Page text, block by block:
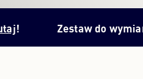
Zestaw do wymiany